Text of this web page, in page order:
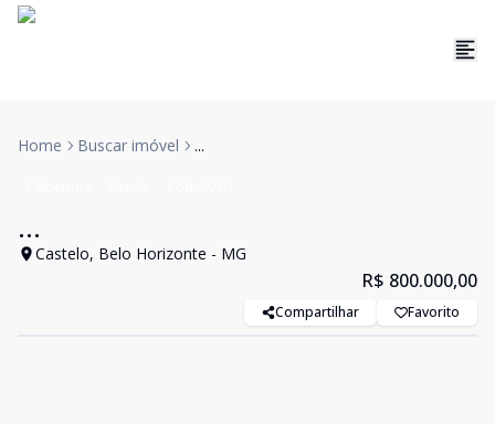
Home Buscar imóvel ...
...
Castelo, Belo Horizonte - MG
R$ 800.000,00
Compartilhar Favorito